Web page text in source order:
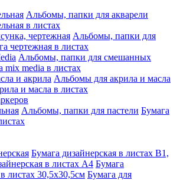
Альбомы, папки для акварели
в листах
чертежная Альбомы, папки для
чертежная в листах
Альбомы, папки для смешанных
mix media в листах
и акрила Альбомы для акрила и масла
и масла в листах
Альбомы, папки для пастели Бумага
Бумага дизайнерская в листах В1,
в листах А4 Бумага
листах 30,5х30,5см Бумага для